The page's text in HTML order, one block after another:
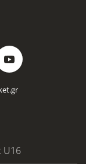
U16